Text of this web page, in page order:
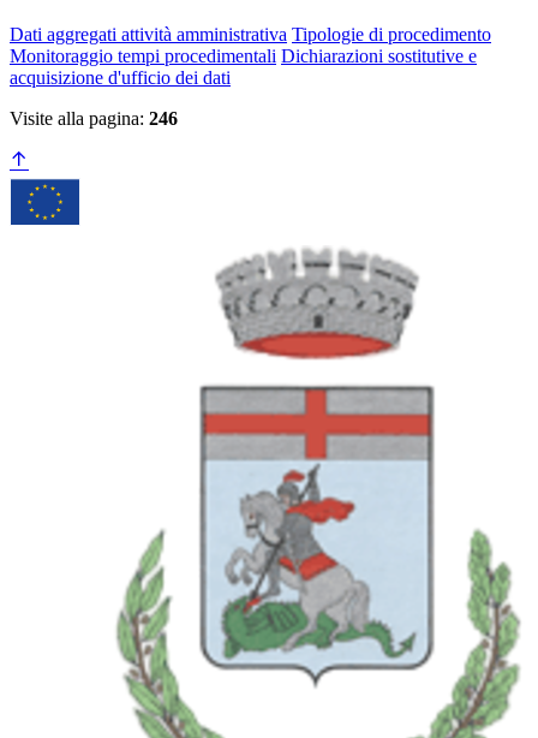
Dati aggregati attività amministrativa Tipologie di procedimento
Monitoraggio tempi procedimentali Dichiarazioni sostitutive e
acquisizione d'ufficio dei dati
Visite alla pagina: 246